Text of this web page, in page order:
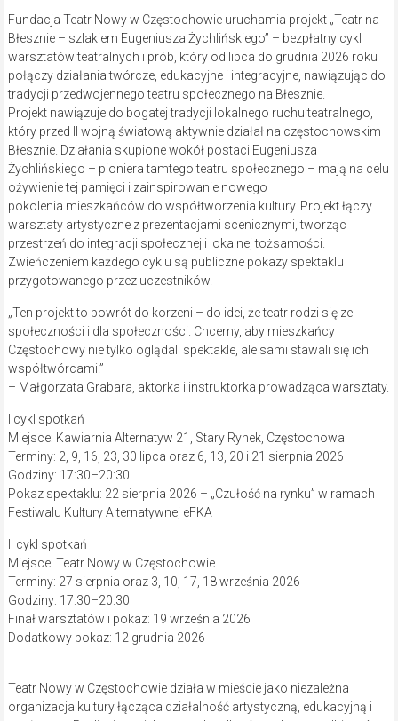
Fundacja Teatr Nowy w Częstochowie uruchamia projekt „Teatr na
Błesznie – szlakiem Eugeniusza Żychlińskiego” – bezpłatny cykl
warsztatów teatralnych i prób, który od lipca do grudnia 2026 roku
połączy działania twórcze, edukacyjne i integracyjne, nawiązując do
tradycji przedwojennego teatru społecznego na Błesznie.
Projekt nawiązuje do bogatej tradycji lokalnego ruchu teatralnego,
który przed II wojną światową aktywnie działał na częstochowskim
Błesznie. Działania skupione wokół postaci Eugeniusza
Żychlińskiego – pioniera tamtego teatru społecznego – mają na celu
ożywienie tej pamięci i zainspirowanie nowego
pokolenia mieszkańców do współtworzenia kultury. Projekt łączy
warsztaty artystyczne z prezentacjami scenicznymi, tworząc
przestrzeń do integracji społecznej i lokalnej tożsamości.
Zwieńczeniem każdego cyklu są publiczne pokazy spektaklu
przygotowanego przez uczestników.
„Ten projekt to powrót do korzeni – do idei, że teatr rodzi się ze
społeczności i dla społeczności. Chcemy, aby mieszkańcy
Częstochowy nie tylko oglądali spektakle, ale sami stawali się ich
współtwórcami.”
– Małgorzata Grabara, aktorka i instruktorka prowadząca warsztaty.
I cykl spotkań
Miejsce: Kawiarnia Alternatyw 21, Stary Rynek, Częstochowa
Terminy: 2, 9, 16, 23, 30 lipca oraz 6, 13, 20 i 21 sierpnia 2026
Godziny: 17:30–20:30
Pokaz spektaklu: 22 sierpnia 2026 – „Czułość na rynku” w ramach
Festiwalu Kultury Alternatywnej eFKA
II cykl spotkań
Miejsce: Teatr Nowy w Częstochowie
Terminy: 27 sierpnia oraz 3, 10, 17, 18 września 2026
Godziny: 17:30–20:30
Finał warsztatów i pokaz: 19 września 2026
Dodatkowy pokaz: 12 grudnia 2026
Teatr Nowy w Częstochowie działa w mieście jako niezależna
organizacja kultury łącząca działalność artystyczną, edukacyjną i